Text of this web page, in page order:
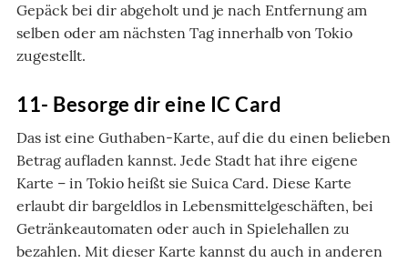
Gepäck bei dir abgeholt und je nach Entfernung am
selben oder am nächsten Tag innerhalb von Tokio
zugestellt.
11- Besorge dir eine IC Card
Das ist eine Guthaben-Karte, auf die du einen belieben
Betrag aufladen kannst. Jede Stadt hat ihre eigene
Karte – in Tokio heißt sie Suica Card. Diese Karte
erlaubt dir bargeldlos in Lebensmittelgeschäften, bei
Getränkeautomaten oder auch in Spielehallen zu
bezahlen. Mit dieser Karte kannst du auch in anderen